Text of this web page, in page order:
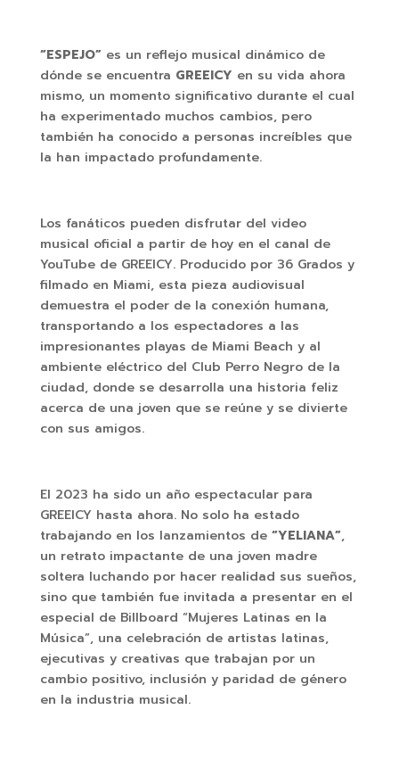
“ESPEJO”es un reflejo musical dinámico de
dónde se encuentra GREEICY en su vida ahora
mismo, un momento significativo durante el cual
ha experimentado muchos cambios, pero
también ha conocido a personas increíbles que
la han impactado profundamente.
Los fanáticos pueden disfrutar del video
musical oficial a partir de hoy en el canal de
YouTube de GREEICY. Producido por 36 Grados y
filmado en Miami, esta pieza audiovisual
demuestra el poder de la conexión humana,
transportando a los espectadores a las
impresionantes playas de Miami Beach y al
ambiente eléctrico del Club Perro Negro de la
ciudad, donde se desarrolla una historia feliz
acerca de una joven que se reúne y se divierte
con sus amigos.
El 2023 ha sido un año espectacular para
GREEICY hasta ahora. No solo ha estado
trabajando en los lanzamientos de “YELIANA”,
un retrato impactante de una joven madre
soltera luchando por hacer realidad sus sueños,
sino que también fue invitada a presentar en el
especial de Billboard “Mujeres Latinas en la
Música”, una celebración de artistas latinas,
ejecutivas y creativas que trabajan por un
cambio positivo, inclusión y paridad de género
en la industria musical.